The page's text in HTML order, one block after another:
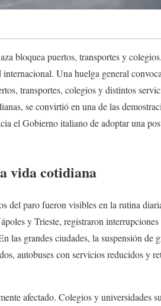
bloquea puertos, transportes y
Una huelga general
transportes, colegios y distintos
se convirtió en una de las
el Gobierno italiano de adoptar una
vida cotidiana
del paro fueron visibles en la rutina
y Trieste, registraron
las grandes ciudades, la suspensión de
autobuses con servicios reducidos y
afectado. Colegios y universidades